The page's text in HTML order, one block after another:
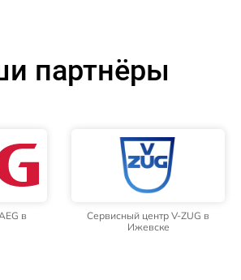
партнёры
в
Сервисный центр V-ZUG в
Ижевске